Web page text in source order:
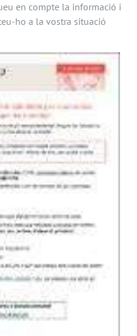
en compte la informació i
ho a la vostra situació